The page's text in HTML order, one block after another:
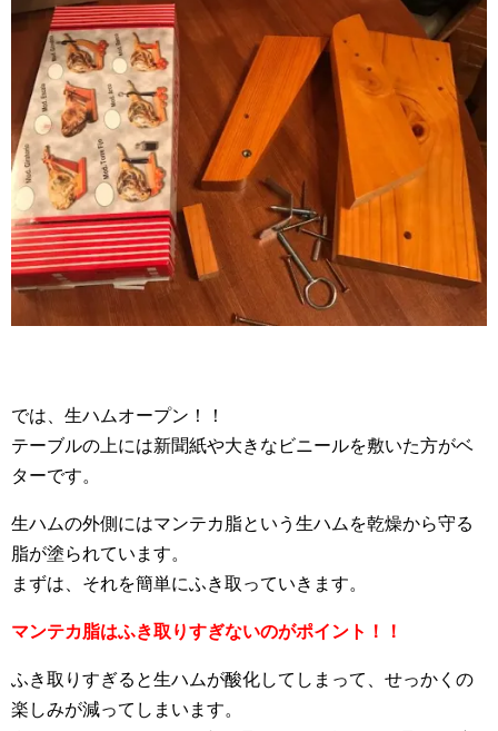
では、生ハムオープン！！
テーブルの上には新聞紙や大きなビニールを敷いた方がベ
ターです。
生ハムの外側にはマンテカ脂という生ハムを乾燥から守る
脂が塗られています。
まずは、それを簡単にふき取っていきます。
マンテカ脂はふき取りすぎないのがポイント！！
ふき取りすぎると生ハムが酸化してしまって、せっかくの
楽しみが減ってしまいます。